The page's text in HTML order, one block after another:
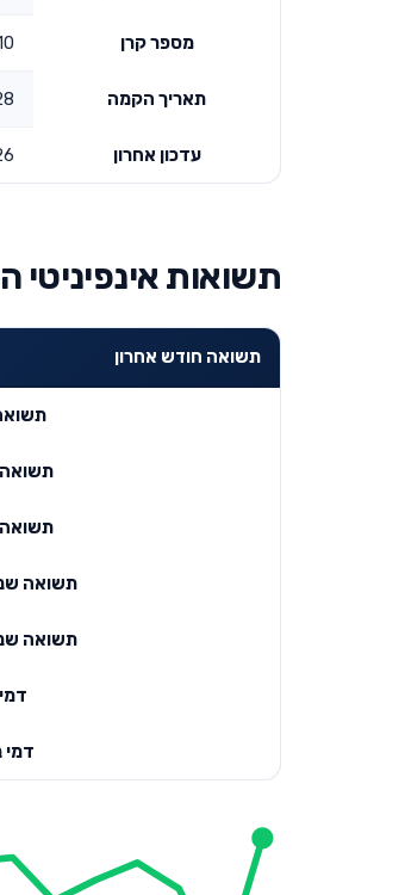
מספר קרן
תאריך הקמה
עדכון אחרון
תשואות
תשואה חודש אחרון
תשואה
תשואה
תשואה
תשואה
דמי